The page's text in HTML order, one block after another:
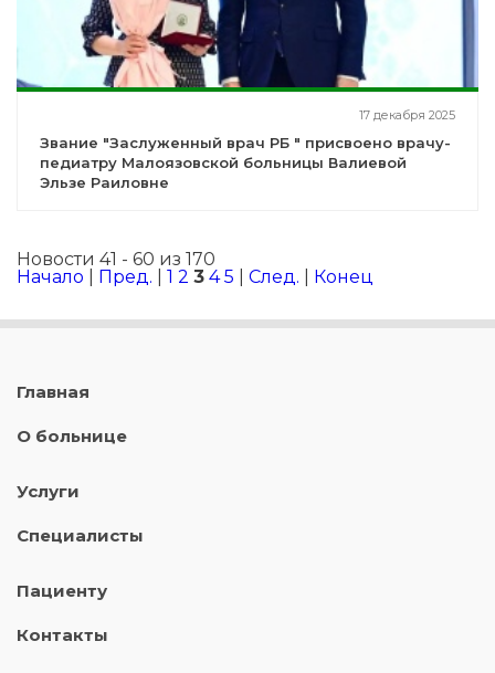
17 декабря 2025
Звание "Заслуженный врач РБ " присвоено врачу-
педиатру Малоязовской больницы Валиевой
Эльзе Раиловне
Новости 41 - 60 из 170
Начало
Пред. 1 2 3 4 5 След. Конец
Главная
О больнице
Услуги
Специалисты
Пациенту
Контакты